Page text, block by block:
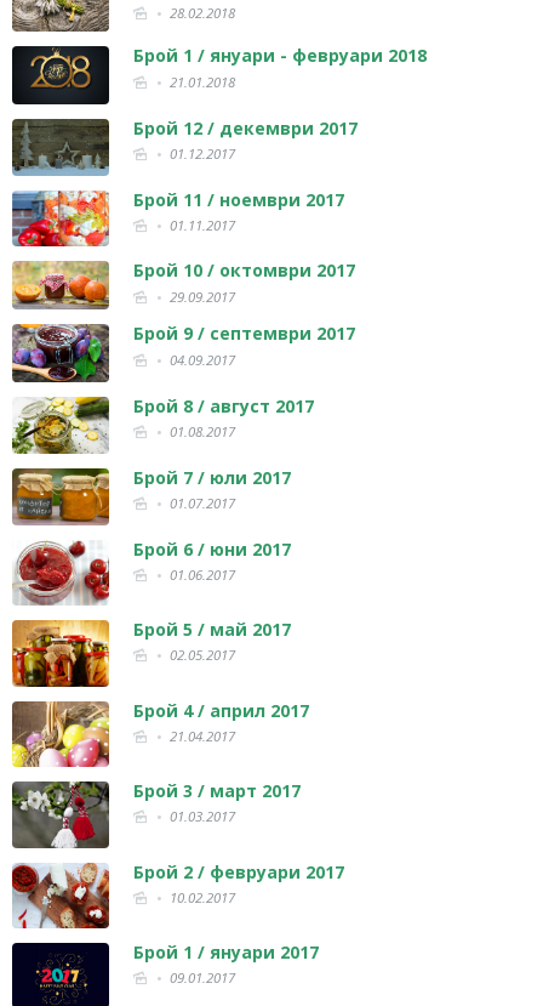
28.02.2018
Брой 1 / януари - февруари 2018
21.01.2018
Брой 12 / декември 2017
01.12.2017
Брой 11 / ноември 2017
01.11.2017
Брой 10 / октомври 2017
29.09.2017
Брой 9 / септември 2017
04.09.2017
Брой 8 / август 2017
01.08.2017
Брой 7 / юли 2017
01.07.2017
Брой 6 / юни 2017
01.06.2017
Брой 5 / май 2017
02.05.2017
Брой 4 / април 2017
21.04.2017
Брой 3 / март 2017
01.03.2017
Брой 2 / февруари 2017
10.02.2017
Брой 1 / януари 2017
09.01.2017